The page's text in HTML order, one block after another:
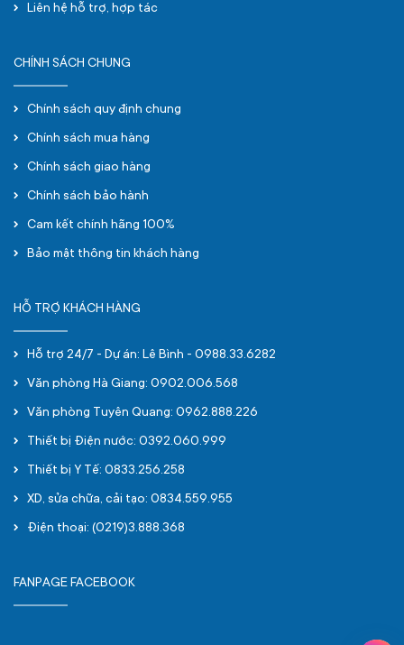
Liên hệ hỗ trợ, hợp tác
CHÍNH SÁCH CHUNG
Chính sách quy định chung
Chính sách mua hàng
Chính sách giao hàng
Chính sách bảo hành
Cam kết chính hãng 100%
Bảo mật thông tin khách hàng
HỖ TRỢ KHÁCH HÀNG
Hỗ trợ 24/7 - Dự án: Lê Bình - 0988.33.6282
Văn phòng Hà Giang: 0902.006.568
Văn phòng Tuyên Quang: 0962.888.226
Thiết bị Điện nước: 0392.060.999
Thiết bị Y Tế: 0833.256.258
XD, sửa chữa, cải tạo: 0834.559.955
Điện thoại: (0219)3.888.368
FANPAGE FACEBOOK